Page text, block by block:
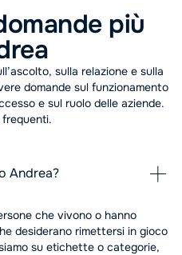
più
sulla relazione e sulla
domande sul funzionamento
e sul ruolo delle aziende.
Andrea?
che vivono o hanno
desiderano rimettersi in gioco
su etichette o categorie,